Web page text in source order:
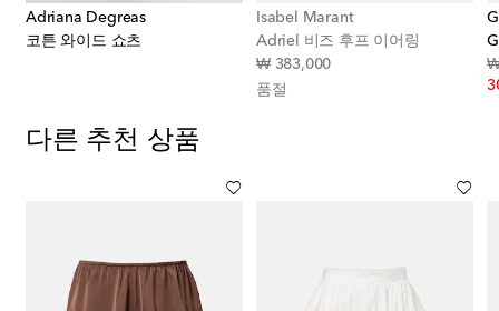
Adriana Degreas
코튼 와이드 쇼츠
Isabel Marant
Adriel 비즈 후프 이어링
₩ 383,000original price
품절
₩
다른 추천 상품